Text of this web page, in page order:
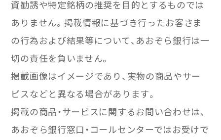
資勧誘や特定銘柄の推奨を目的とするものでは
ありません。掲載情報に基づき行ったお客さま
の行為および結果等について、あおぞら銀行は一
切の責任を負いません。
掲載画像はイメージであり、実物の商品やサー
ビスなどと異なる場合があります。
掲載の商品・サービスに関するお問い合わせは、
あおぞら銀行窓口・コールセンターではお受けで